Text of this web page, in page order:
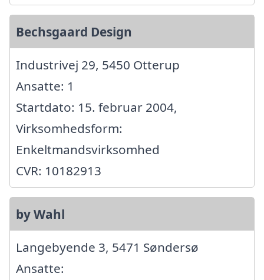
Bechsgaard Design
Industrivej 29, 5450 Otterup
Ansatte: 1
Startdato: 15. februar 2004,
Virksomhedsform:
Enkeltmandsvirksomhed
CVR: 10182913
by Wahl
Langebyende 3, 5471 Søndersø
Ansatte: